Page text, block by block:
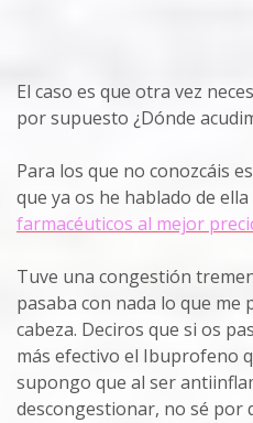
El caso es que otra vez
por supuesto ¿Dónde
Para los que no conozcáis
que ya os he hablado de ella
farmacéuticos al mejor
Tuve una congestión
pasaba con nada lo que
cabeza. Deciros que si os
más efectivo el Ibuprofeno
supongo que al ser
descongestionar, no sé por